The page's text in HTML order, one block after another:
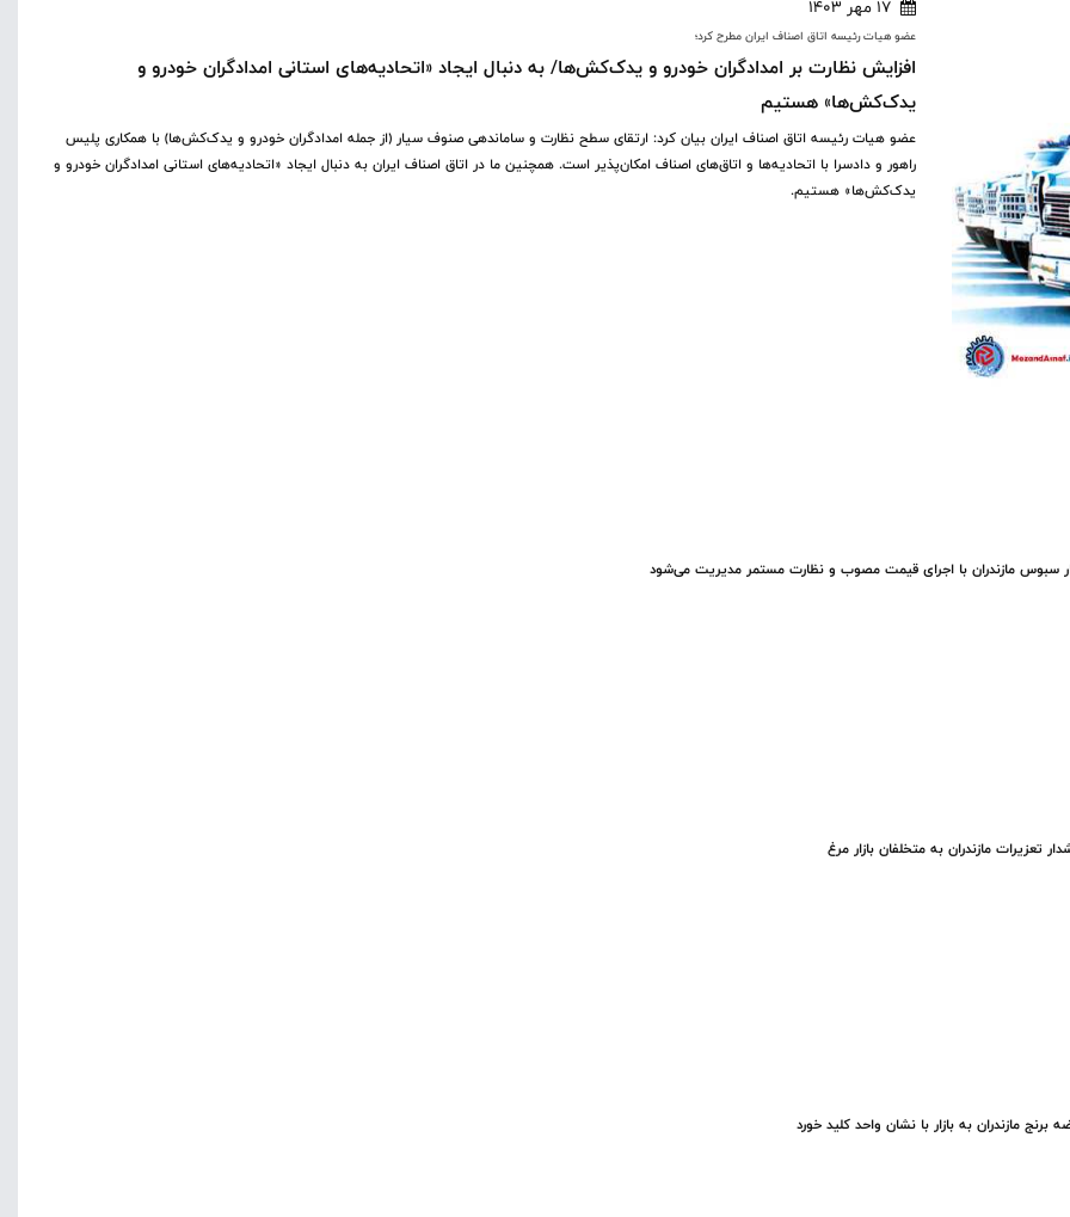
17 مهر 1403
عضو هیات رئیسه اتاق اصناف ایران مطرح کرد؛
افزایش نظارت بر امدادگران خودرو و یدک‌کش‌ها/ به دنبال ایجاد «اتحادیه‌های استانی امدادگران خودرو و
یدک‌کش‌ها» هستیم
عضو هیات رئیسه اتاق اصناف ایران بیان کرد: ارتقای سطح نظارت و ساماندهی صنوف سیار (از جمله امدادگران خودرو و یدک‌کش‌ها) با همکاری پلیس
راهور و دادسرا با اتحادیه‌ها و اتاق‌های اصناف امکان‌پذیر است. همچنین ما در اتاق اصناف ایران به دنبال ایجاد «اتحادیه‌های استانی امدادگران خودرو و
یدک‌کش‌ها» هستیم.
سبوس مازندران با اجرای قیمت مصوب و نظارت مستمر مدیریت می‌شود
تعزیرات مازندران به متخلفان بازار مرغ
برنج مازندران به بازار با نشان واحد کلید خورد